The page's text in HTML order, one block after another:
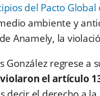
del Pacto Global
ambiente y
Anamely, la
González regrese a
el artículo